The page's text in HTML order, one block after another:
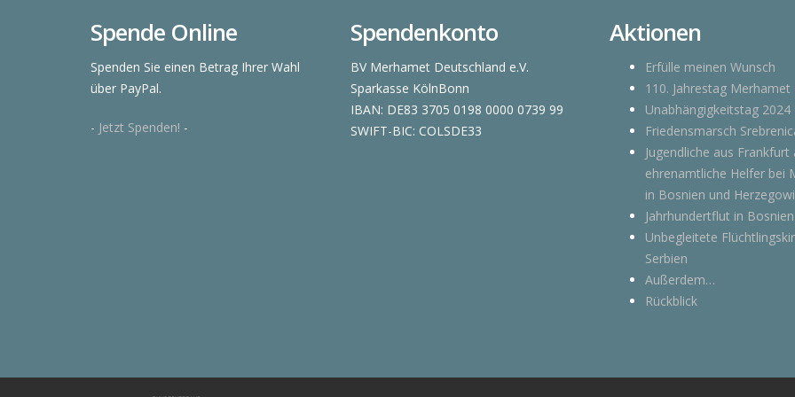
Spende Online
Spenden Sie einen Betrag Ihrer Wahl
über PayPal.
- Jetzt Spenden! -
Spendenkonto
BV Merhamet Deutschland e.V.
Sparkasse KölnBonn
IBAN: DE83 3705 0198 0000 0739 99
SWIFT-BIC: COLSDE33
Aktionen
Erfülle meinen Wunsch
110. Jahrestag Merhamet
Unabhängigkeitstag 2024
Friedensmarsch
Jugendliche aus Frankfurt
ehrenamtliche Helfer bei
in Bosnien und
Jahrhundertflut in Bosnien
Unbegleitete
Serbien
Außerdem…
Rückblick